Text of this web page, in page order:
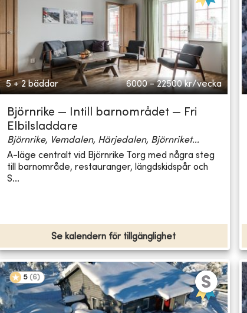
5 + 2 bäddar 6000 - 22500 kr/vecka
Björnrike — Intill barnområdet — Fri
Elbilsladdare
Björnrike, Vemdalen, Härjedalen, Björnriket...
A-läge centralt vid Björnrike Torg med några steg
till barnområde, restauranger, längdskidspår och
S...
Se kalendern för tillgänglighet
5 (6)